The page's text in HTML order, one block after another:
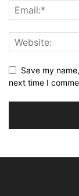
Save my
next time I